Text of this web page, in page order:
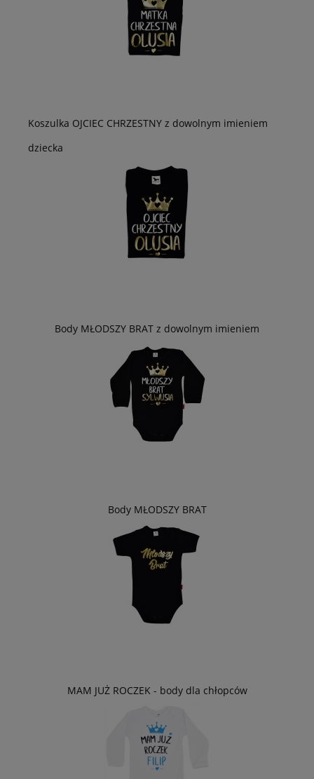
Koszulka OJCIEC CHRZESTNY z dowolnym imieniem
dziecka
Body MŁODSZY BRAT z dowolnym imieniem
Body MŁODSZY BRAT
MAM JUŻ ROCZEK - body dla chłopców